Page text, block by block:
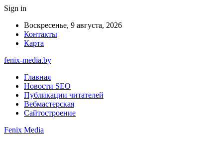
Sign in
Воскресенье, 9 августа, 2026
Контакты
Карта
fenix-media.by
Главная
Новости SEO
Публикации читателей
Вебмастерская
Сайтостроение
Fenix Media